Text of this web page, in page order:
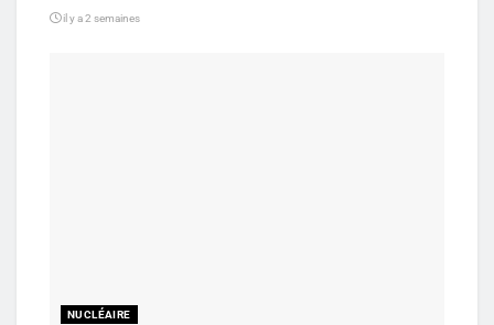
il y a 2 semaines
NUCLÉAIRE